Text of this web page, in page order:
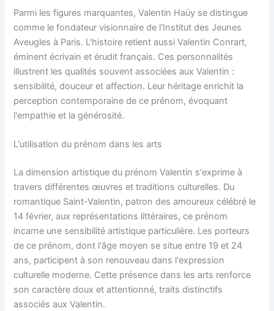
Parmi les figures marquantes, Valentin Haüy se distingue
comme le fondateur visionnaire de l'Institut des Jeunes
Aveugles à Paris. L'histoire retient aussi Valentin Conrart,
éminent écrivain et érudit français. Ces personnalités
illustrent les qualités souvent associées aux Valentin :
sensibilité, douceur et affection. Leur héritage enrichit la
perception contemporaine de ce prénom, évoquant
l'empathie et la générosité.
L'utilisation du prénom dans les arts
La dimension artistique du prénom Valentin s'exprime à
travers différentes œuvres et traditions culturelles. Du
romantique Saint-Valentin, patron des amoureux célébré le
14 février, aux représentations littéraires, ce prénom
incarne une sensibilité artistique particulière. Les porteurs
de ce prénom, dont l'âge moyen se situe entre 19 et 24
ans, participent à son renouveau dans l'expression
culturelle moderne. Cette présence dans les arts renforce
son caractère doux et attentionné, traits distinctifs
associés aux Valentin.